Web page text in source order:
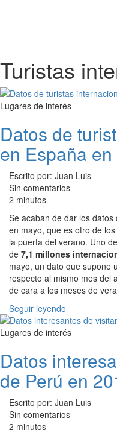
Turistas
Lugares de interés
Datos de
en España
Escrito por: Juan Luis
Sin comentarios
2 minutos
Se acaban de dar los
en mayo, que es otro de
la puerta del verano. Uno
de 7,1 millones
mayo, un dato que supone
respecto al mismo mes del
de cara a los meses de
Seguir leyendo
Lugares de interés
Datos
de Perú en
Escrito por: Juan Luis
Sin comentarios
2 minutos